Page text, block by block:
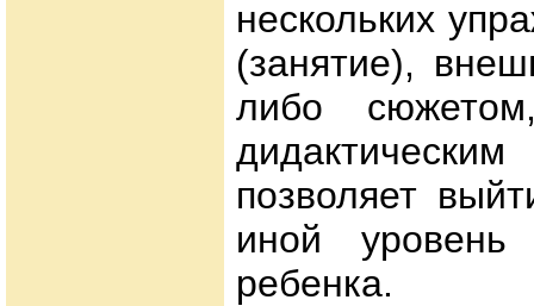
нескольких
(занятие),
либо
позволяет
иной уровень
ребенка.